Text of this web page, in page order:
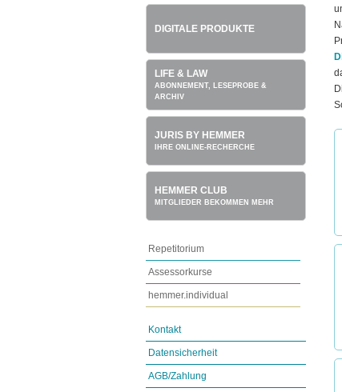
DIGITALE PRODUKTE
LIFE & LAW
ABONNEMENT, LESEPROBE &
ARCHIV
JURIS BY HEMMER
IHRE ONLINE-RECHERCHE
HEMMER CLUB
MITGLIEDER BEKOMMEN MEHR
Repetitorium
Assessorkurse
hemmer.individual
Kontakt
Datensicherheit
AGB/Zahlung